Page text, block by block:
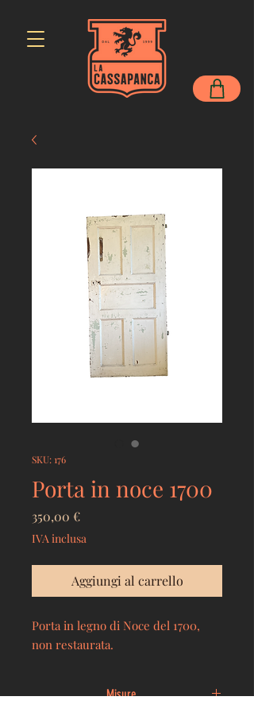
SKU: 176
Porta in noce 1700
350,00 €Prezzo
IVA inclusa
Aggiungi al carrello
Porta in legno di Noce del 1700,
non restaurata.
Misure